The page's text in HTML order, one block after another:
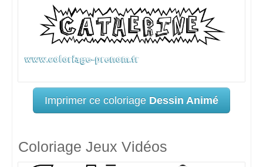
Imprimer ce coloriage Dessin Animé
Coloriage Jeux Vidéos